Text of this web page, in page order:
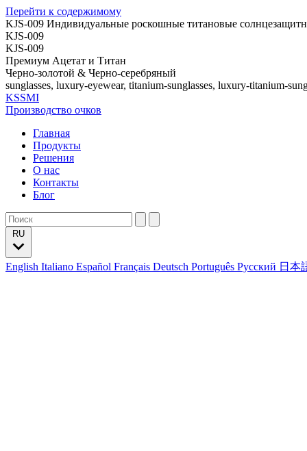
Перейти к содержимому
KJS-009 Индивидуальные роскошные титановые
KJS-009
KJS-009
Премиум Ацетат и Титан
Черно-золотой & Черно-серебряный
sunglasses, luxury-eyewear, titanium-sunglasses, luxury-titanium-
KSSMI
Производство очков
Главная
Продукты
Решения
О нас
Контакты
Блог
English Italiano Español Français Deutsch Português Русский 日本